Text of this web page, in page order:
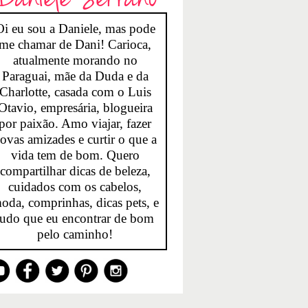
eu sou a Daniele, mas pode
chamar de Dani! Carioca,
atualmente morando no
Paraguai, mãe da Duda e da
casada com o Luis
empresária, blogueira
paixão. Amo viajar, fazer
amizades e curtir o que a
vida tem de bom. Quero
compartilhar dicas de beleza,
cuidados com os cabelos,
comprinhas, dicas pets, e
que eu encontrar de bom
pelo caminho!